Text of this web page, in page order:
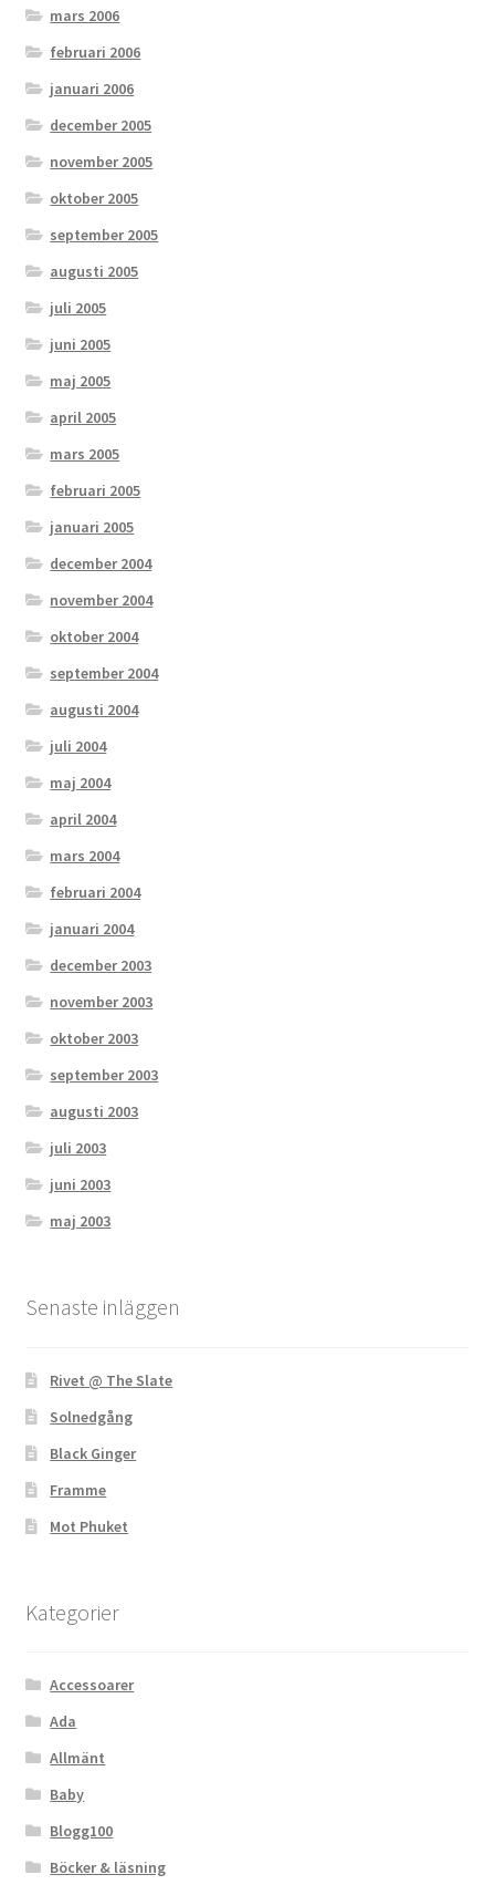
mars 2006
februari 2006
januari 2006
december 2005
november 2005
oktober 2005
september 2005
augusti 2005
juli 2005
juni 2005
maj 2005
april 2005
mars 2005
februari 2005
januari 2005
december 2004
november 2004
oktober 2004
september 2004
augusti 2004
juli 2004
maj 2004
april 2004
mars 2004
februari 2004
januari 2004
december 2003
november 2003
oktober 2003
september 2003
augusti 2003
juli 2003
juni 2003
maj 2003
Senaste inläggen
Rivet @ The Slate
Solnedgång
Black Ginger
Framme
Mot Phuket
Kategorier
Accessoarer
Ada
Allmänt
Baby
Blogg100
Böcker & läsning